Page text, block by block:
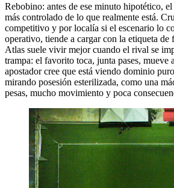
Rebobino: antes de ese minuto hipotético,
más controlado de lo que realmente está.
competitivo y por localía si el escenario lo
operativo, tiende a cargar con la etiqueta
Atlas suele vivir mejor cuando el rival se
trampa: el favorito toca, junta pases, mueve
apostador cree que está viendo dominio
mirando posesión esterilizada, como una
pesas, mucho movimiento y poca